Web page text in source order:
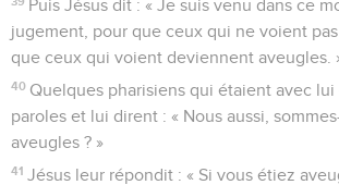
Puis Jésus dit : « Je suis venu dans ce
jugement, pour que ceux qui ne voient
que ceux qui voient deviennent aveugles.
40 Quelques pharisiens qui étaient avec
paroles et lui dirent : « Nous aussi,
aveugles ? »
41 Jésus leur répondit : « Si vous étiez